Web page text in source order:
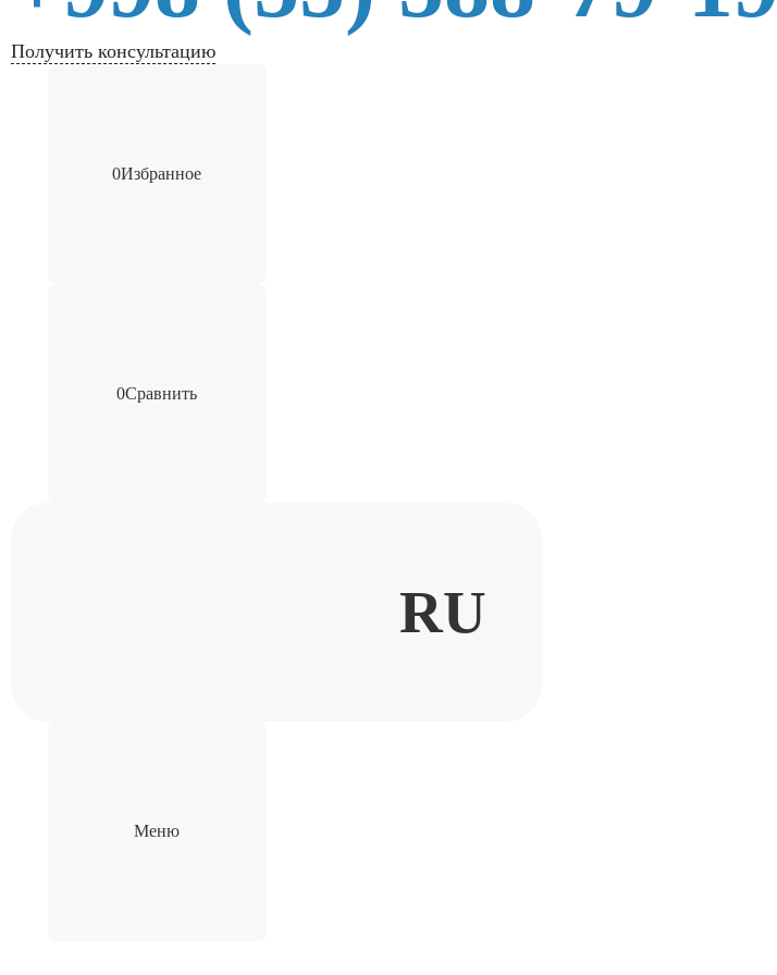
Получить консультацию
0Избранное
0Сравнить
RU
Меню